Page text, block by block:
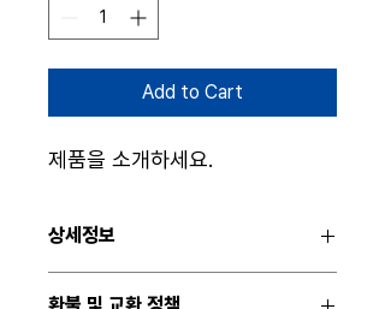
Add to Cart
제품을 소개하세요.
상세정보